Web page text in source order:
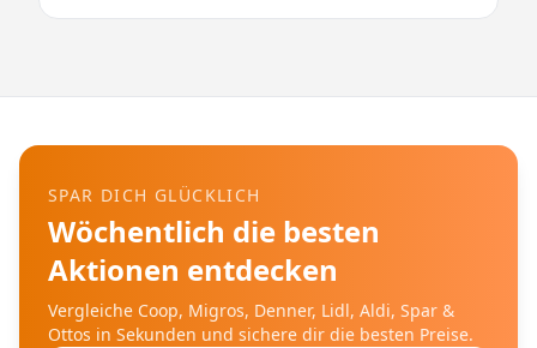
SPAR DICH GLÜCKLICH
Wöchentlich die besten
Aktionen entdecken
Vergleiche Coop, Migros, Denner, Lidl, Aldi, Spar &
Ottos in Sekunden und sichere dir die besten Preise.